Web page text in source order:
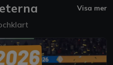
Visa mer